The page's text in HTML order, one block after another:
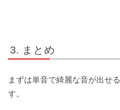
まとめ
まずは単音で綺麗な音が出せ
す。